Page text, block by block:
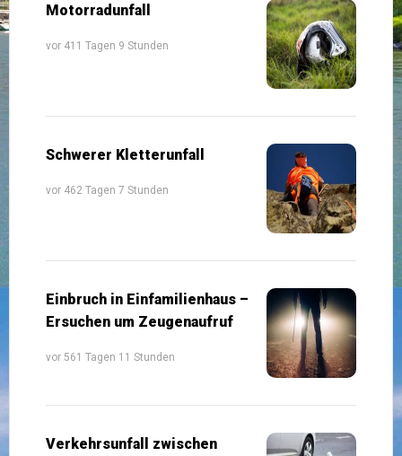
Motorradunfall
vor 411 Tagen 9 Stunden
Schwerer Kletterunfall
vor 462 Tagen 7 Stunden
Einbruch in Einfamilienhaus –
Ersuchen um Zeugenaufruf
vor 561 Tagen 11 Stunden
Verkehrsunfall zwischen